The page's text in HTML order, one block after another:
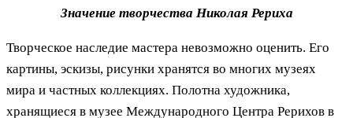
Значение творчества Николая Рериха
Творческое наследие мастера невозможно оценить. Его
картины, эскизы, рисунки хранятся во многих музеях
мира и частных коллекциях. Полотна художника,
хранящиеся в музее Международного Центра Рерихов в